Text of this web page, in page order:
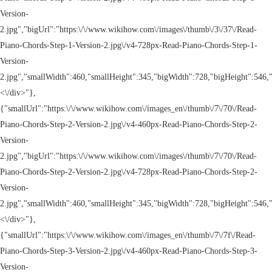
<\/div>"},
{"smallUrl":"https:\/\/www.wikihow.com\/images_en\/thumb\/7\/70\/Read-
Piano-Chords-Step-2-Version-2.jpg\/v4-460px-Read-Piano-Chords-Step-2-
Version-
2.jpg","bigUrl":"https:\/\/www.wikihow.com\/images\/thumb\/7\/70\/Read-
Piano-Chords-Step-2-Version-2.jpg\/v4-728px-Read-Piano-Chords-Step-2-
Version-
<\/div>"},
{"smallUrl":"https:\/\/www.wikihow.com\/images_en\/thumb\/7\/7f\/Read-
Piano-Chords-Step-3-Version-2.jpg\/v4-460px-Read-Piano-Chords-Step-3-
Version-